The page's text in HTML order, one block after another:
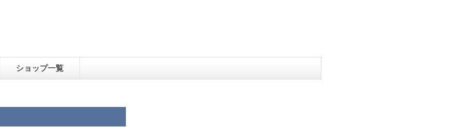
ショップ一覧